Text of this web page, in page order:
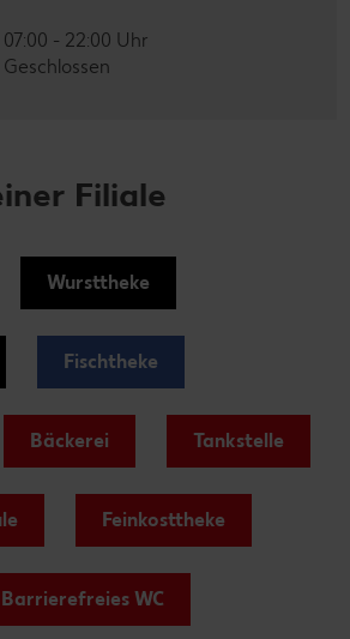
07:00 - 22:00 Uhr
Geschlossen
Filiale
Wursttheke
Fischtheke
Bäckerei Tankstelle
Feinkosttheke
Barrierefreies WC